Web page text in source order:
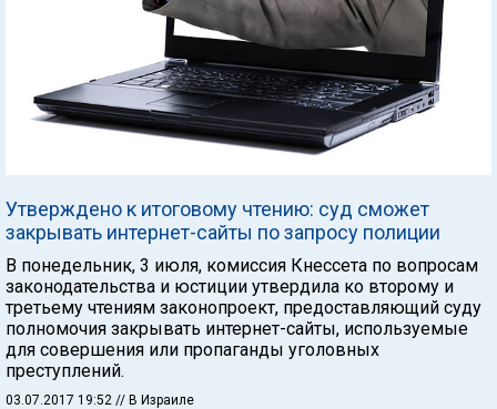
Утверждено к итоговому чтению: суд сможет
закрывать интернет-сайты по запросу полиции
В понедельник, 3 июля, комиссия Кнессета по вопросам
законодательства и юстиции утвердила ко второму и
третьему чтениям законопроект, предоставляющий суду
полномочия закрывать интернет-сайты, используемые
для совершения или пропаганды уголовных
преступлений.
03.07.2017 19:52 // В Израиле